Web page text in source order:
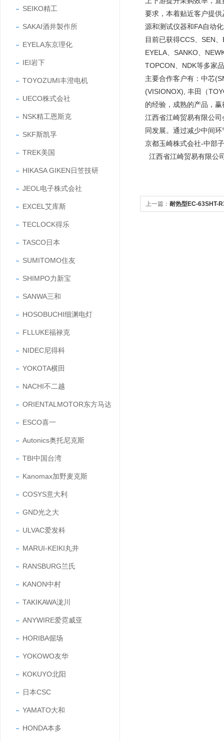
SEIKO精工
SAKAI酒井製作所
EYELA东京理化
IEI岩下
TOYOZUMI丰澄电机
UECO株式会社
NSK精工恩斯克
SKF斯凯孚
TREK美国
HIKASA GIKEN日笠技研
JEOL电子株式会社
EXCEL艾库斯
TECLOCK得乐
TASCO日本
SUMITOMO住友
SHIMPO力新宝
SANWA三和
HOSOBUCHI细渊电灯
FLLUKE福禄克
NIDEC尼得科
YOKOTA横田
NACHI不二越
ORIENTALMOTOR东方马达
ESCO喜一
Autonics奥托尼克斯
TBI中国台湾
Kanomax加野麦克斯
COSYS意大利
GND光之大
ULVAC爱发科
MARUI-KEIKI丸井
RANSBURG兰氏
KANON中村
TAKIKAWA泷川
ANYWIRE爱霓威亚
HORIBA倔场
YOKOWO友华
KOKUYO北阳
日本CSC
YAMATO大和
HONDA本多
要求，本着贴近客户提
源和测试仪器和FA自动
目前已获得CCS、SEN
EYELA、SANKO、
TOPCON、NDK等多家
主要合作客户有：中芯
(VISIONOX), 丰田（
的经验，成熟的产品，
江西省江崎贸易有限公
同发展。通过减少中间
京都玉崎株式会社-中部
江西省江崎贸易有限公
上一篇： 耐热型EC-63SHT-